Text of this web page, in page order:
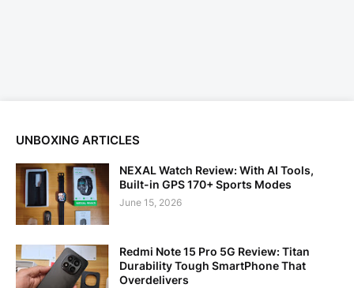
UNBOXING ARTICLES
NEXAL Watch Review: With AI Tools,
Built-in GPS 170+ Sports Modes
June 15, 2026
Redmi Note 15 Pro 5G Review: Titan
Durability Tough SmartPhone That
Overdelivers